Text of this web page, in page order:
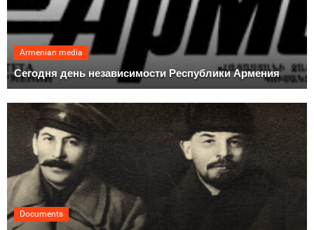
Armenian media
Сегодня день независимости Республики Армения
Documents